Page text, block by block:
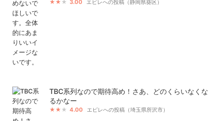
3.00 エピレへの投稿（静岡県葵区）
TBC系列なので期待高め！さあ、どのくらいなくな
るかなー
4.00 エピレへの投稿（埼玉県所沢市）